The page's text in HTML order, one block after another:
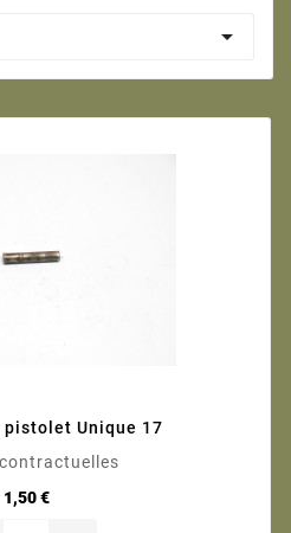

pistolet Unique 17
1,50 €Prix